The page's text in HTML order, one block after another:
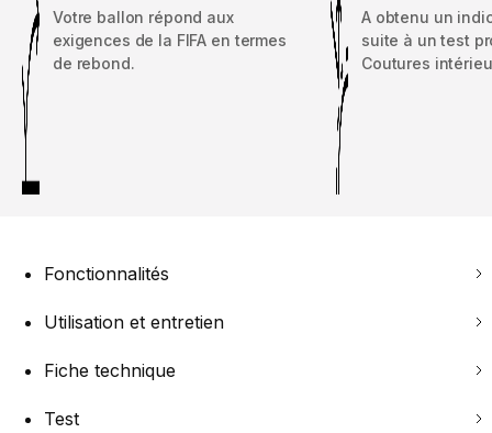
Votre ballon répond aux
exigences de la FIFA en termes
de rebond.
A obtenu un
suite à un test
Coutures
Fonctionnalités
Utilisation et entretien
Fiche technique
Test